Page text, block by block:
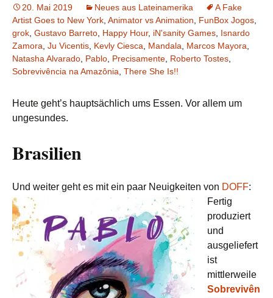
20. Mai 2019 Neues aus Lateinamerika
A Fake
Artist Goes to New York Animator vs Animation FunBox Jogos
grok Gustavo Barreto Happy Hour, iN'sanity Games Isnardo
Zamora Ju Vicentis Kevly Ciesca Mandala Marcos Mayora
Natasha Alvarado Pablo Precisamente Roberto Tostes
Sobrevivência na Amazônia There She Is!!
Heute geht’s hauptsächlich ums Essen. Vor allem um
ungesundes.
Brasilien
Und weiter geht es mit ein paar Neuigkeiten von DOFF:
Fertig
produziert
und
ausgeliefert
ist
mittlerweile
Sobrevivên